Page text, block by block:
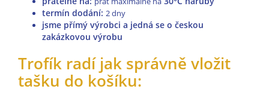
termín dodání: 2 dny
jsme přímý výrobci a jedná se o českou
zakázkovou výrobu
Trofík radí jak správně vložit
tašku do košíku: